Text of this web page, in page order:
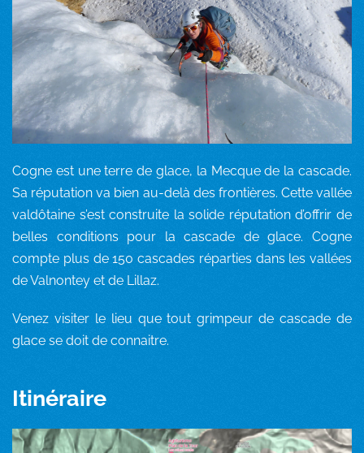
Cogne est une terre de glace, la Mecque de la cascade.
Sa réputation va bien au-delà des frontières. Cette vallée
valdôtaine s’est construite la solide réputation d’offrir de
belles conditions pour la cascade de glace. Cogne
compte plus de 150 cascades réparties dans les vallées
de Valnontey et de Lillaz.
Venez visiter le lieu que tout grimpeur de cascade de
glace se doit de connaitre.
Itinéraire